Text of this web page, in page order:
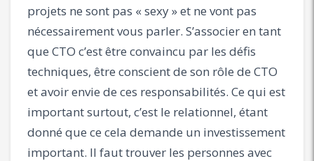
projets ne sont pas « sexy » et ne vont pas
nécessairement vous parler. S’associer en tant
que CTO c’est être convaincu par les défis
techniques, être conscient de son rôle de CTO
et avoir envie de ces responsabilités. Ce qui est
important surtout, c’est le relationnel, étant
donné que ce cela demande un investissement
important. Il faut trouver les personnes avec